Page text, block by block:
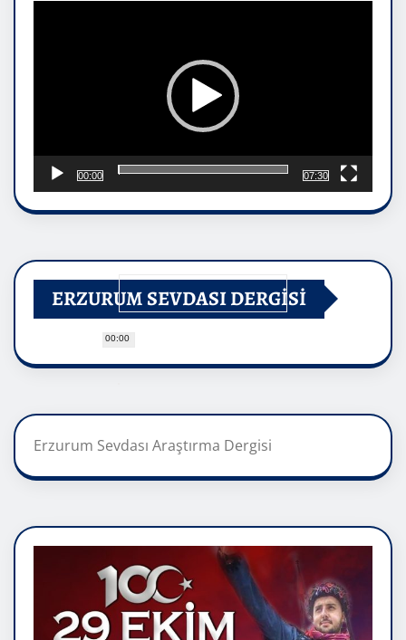
00:00
00:00
07:30
ERZURUM SEVDASI DERGİSİ
Erzurum Sevdası Araştırma Dergisi